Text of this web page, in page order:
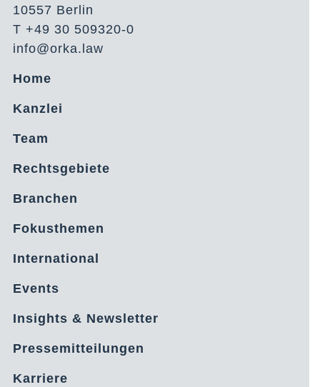
10557 Berlin
T +49 30 509320-0
info@orka.law
Home
Kanzlei
Team
Rechtsgebiete
Branchen
Fokusthemen
International
Events
Insights & Newsletter
Pressemitteilungen
Karriere